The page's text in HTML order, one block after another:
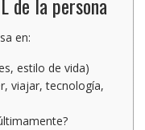
en:
estilo de vida)
viajar, tecnología,